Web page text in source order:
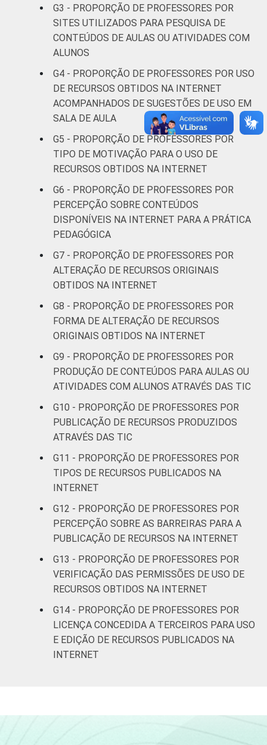
Sul 80
DEPENDÊNCIA
Pública
Estadual
76 23
Total —
Públicas
79
SÉRIE
4ª série / 5º
ano do
Fundamental
8ª série / 9º
Ensino
Fundamental
78
2º ano do
Ensino
Médio
75 24
¹ Base: 1908 professores que utilizaram
algum recurso obtido na Internet. Dados
coletados entre setembro e dezembro de
2013.
Fonte: NIC.br - set 2013 / dez 2013
G3 - PROPORÇÃO DE PROFESSORES POR
SITES UTILIZADOS PARA PESQUISA DE
CONTEÚDOS DE AULAS OU ATIVIDADES COM
ALUNOS
G4 - PROPORÇÃO DE PROFESSORES POR USO
DE RECURSOS OBTIDOS NA INTERNET
ACOMPANHADOS DE SUGESTÕES DE USO EM
SALA DE AULA
G5 - PROPORÇÃO DE PROFESSORES POR
TIPO DE MOTIVAÇÃO PARA O USO DE
RECURSOS OBTIDOS NA INTERNET
G6 - PROPORÇÃO DE PROFESSORES POR
PERCEPÇÃO SOBRE CONTEÚDOS
DISPONÍVEIS NA INTERNET PARA A PRÁTICA
PEDAGÓGICA
G7 - PROPORÇÃO DE PROFESSORES POR
ALTERAÇÃO DE RECURSOS ORIGINAIS
OBTIDOS NA INTERNET
G8 - PROPORÇÃO DE PROFESSORES POR
FORMA DE ALTERAÇÃO DE RECURSOS
ORIGINAIS OBTIDOS NA INTERNET
G9 - PROPORÇÃO DE PROFESSORES POR
PRODUÇÃO DE CONTEÚDOS PARA AULAS OU
ATIVIDADES COM ALUNOS ATRAVÉS DAS TIC
G10 - PROPORÇÃO DE PROFESSORES POR
PUBLICAÇÃO DE RECURSOS PRODUZIDOS
ATRAVÉS DAS TIC
G11 - PROPORÇÃO DE PROFESSORES POR
TIPOS DE RECURSOS PUBLICADOS NA
INTERNET
G12 - PROPORÇÃO DE PROFESSORES POR
PERCEPÇÃO SOBRE AS BARREIRAS PARA A
PUBLICAÇÃO DE RECURSOS NA INTERNET
G13 - PROPORÇÃO DE PROFESSORES POR
VERIFICAÇÃO DAS PERMISSÕES DE USO DE
RECURSOS OBTIDOS NA INTERNET
G14 - PROPORÇÃO DE PROFESSORES POR
LICENÇA CONCEDIDA A TERCEIROS PARA USO
E EDIÇÃO DE RECURSOS PUBLICADOS NA
INTERNET